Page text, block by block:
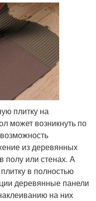
плитку на
может возникнуть по
из деревянных
полу или стенах. А
в полностью
деревянные панели
на них